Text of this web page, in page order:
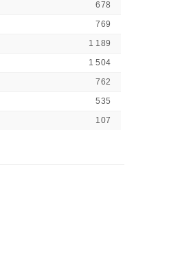
678
769
1 189
1 504
762
535
107